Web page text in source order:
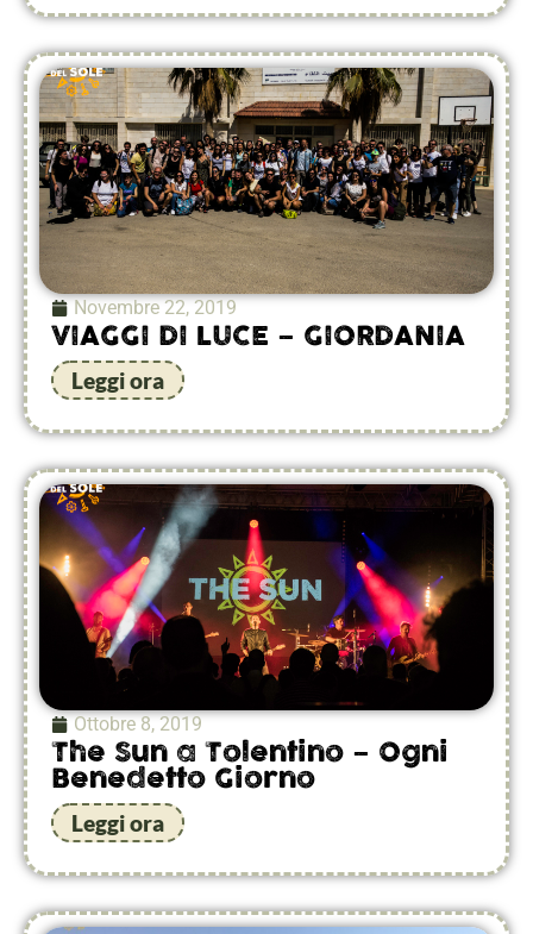
Novembre 22, 2019
VIAGGI DI LUCE – GIORDANIA
Leggi ora
Ottobre 8, 2019
The Sun a Tolentino – Ogni
Benedetto Giorno
Leggi ora